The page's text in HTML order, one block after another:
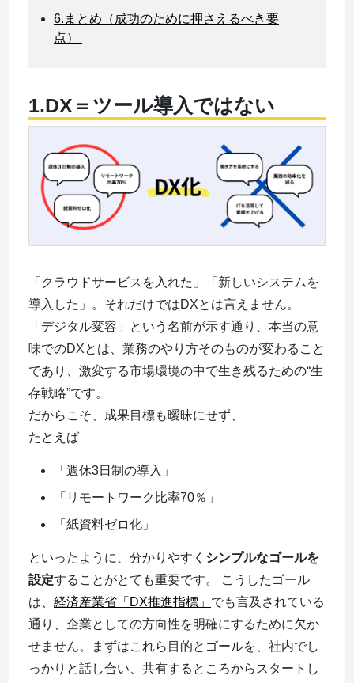
6.まとめ（成功のために押さえるべき要
点）
1.DX＝ツール導入ではない
「クラウドサービスを入れた」「新しいシステムを
導入した」。それだけではDXとは言えません。
「デジタル変容」という名前が示す通り、本当の意
味でのDXとは、業務のやり方そのものが変わること
であり、激変する市場環境の中で生き残るための“生
存戦略”です。
だからこそ、成果目標も曖昧にせず、
たとえば
「週休3日制の導入」
「リモートワーク比率70％」
「紙資料ゼロ化」
といったように、分かりやすく シンプルなゴールを
設定することがとても重要です。 こうしたゴール
は、 経済産業省「DX推進指標」 でも言及されている
通り、企業としての方向性を明確にするために欠か
せません。まずはこれら目的とゴールを、社内でし
っかりと話し合い、共有するところからスタートし